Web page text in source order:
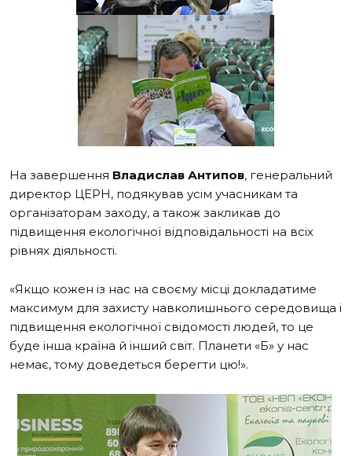
На завершення Владислав Антипов, генеральний
директор ЦЕРН, подякував усім учасникам та
організаторам заходу, а також закликав до
підвищення екологічної відповідальності на всіх
рівнях діяльності.
«Якщо кожен із нас на своєму місці докладатиме
максимум для захисту навколишнього середовища і
підвищення екологічної свідомості людей, то це
буде інша країна й інший світ. Планети «Б» у нас
немає, тому доведеться берегти цю!».